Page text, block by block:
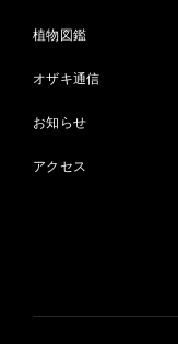
植物図鑑
オザキ通信
お知らせ
アクセス